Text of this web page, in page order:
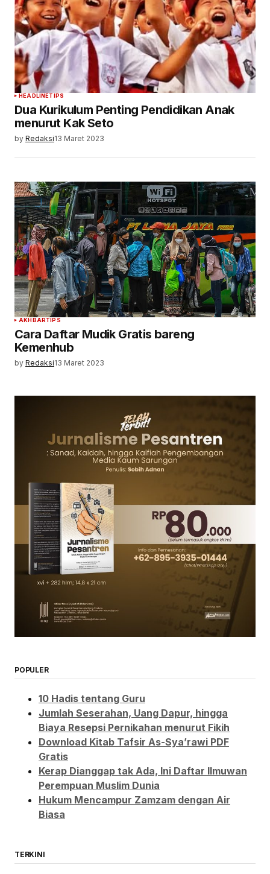
HEADLINETIPS
Dua Kurikulum Penting Pendidikan Anak
menurut Kak Seto
by Redaksi13 Maret 2023
AKHBARTIPS
Cara Daftar Mudik Gratis bareng
Kemenhub
by Redaksi13 Maret 2023
POPULER
10 Hadis tentang Guru
Jumlah Seserahan, Uang Dapur, hingga
Biaya Resepsi Pernikahan menurut Fikih
Download Kitab Tafsir As-Sya’rawi PDF
Gratis
Kerap Dianggap tak Ada, Ini Daftar Ilmuwan
Perempuan Muslim Dunia
Hukum Mencampur Zamzam dengan Air
Biasa
TERKINI